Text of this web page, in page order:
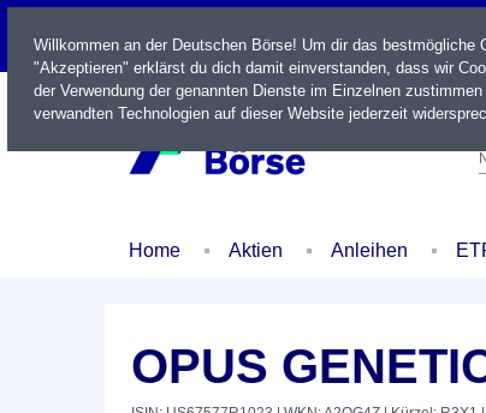
LIVE
Home Aktien Anleihen
OPUS
Willkommen an der Deutschen Börse! Um dir das
"Akzeptieren" erklärst du dich damit einverstanden, dass wir
der Verwendung der genannten Dienste im Einzelnen
verwandten Technologien auf dieser Website jederzeit